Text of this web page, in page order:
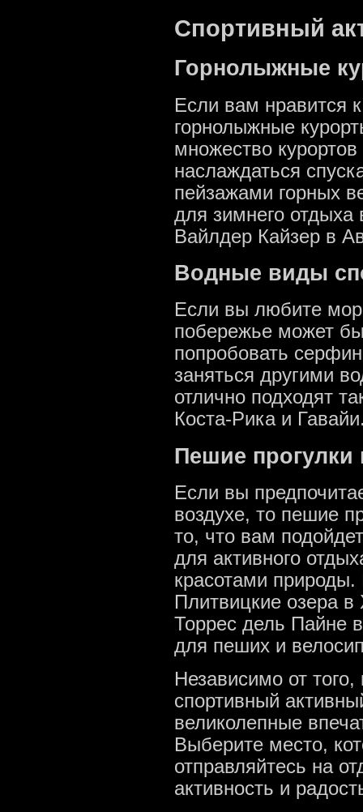
Спортивный
Горнолыжные
Если вам нравится
горнолыжные
множество
наслаждаться
пейзажами горных
для зимнего
Вайлдер Кайзер в
Водные виды
Если вы любите
побережье может
попробовать
заняться другими
отлично подходят
Коста-Рика и
Пешие прогулки
Если вы
воздухе, то пешие
то, что вам
для активного
красотами
Плитвицкие озера в
Торрес дель Пайне
для пеших и
Независимо от
спортивный
великолепные
Выберите место,
отправляйтесь на
активность и